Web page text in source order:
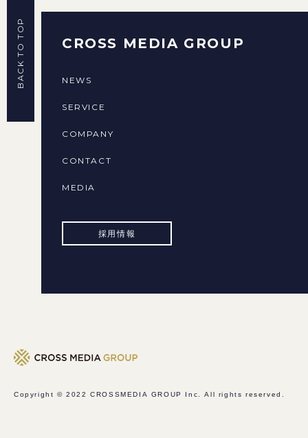
BACK TO TOP CROSS MEDIA GROUP
NEWS
SERVICE
COMPANY
CONTACT
MEDIA
採用情報
Copyright © 2022CROSSMEDIA GROUP Inc. All rights reserved.